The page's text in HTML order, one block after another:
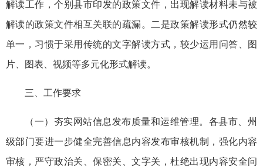
解读工作，个别县市印发的政策文件，出现解读材料未与被
解读的政策文件相互关联的疏漏。二是政策解读形式仍然较
单一，习惯于采用传统的文字解读方式，较少运用问答、图
片、图表、视频等多元化形式解读。
三、工作要求
（一）夯实网站信息发布质量和运维管理。各县市、州
级部门要进一步健全完善信息内容发布审核机制，强化内容
审核，严守政治关、保密关、文字关，杜绝出现内容安全问